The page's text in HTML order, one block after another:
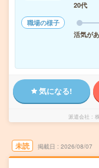
20代
職場の様子
活気が
気になる!
派遣会社
未読 掲載日 2026/08/07